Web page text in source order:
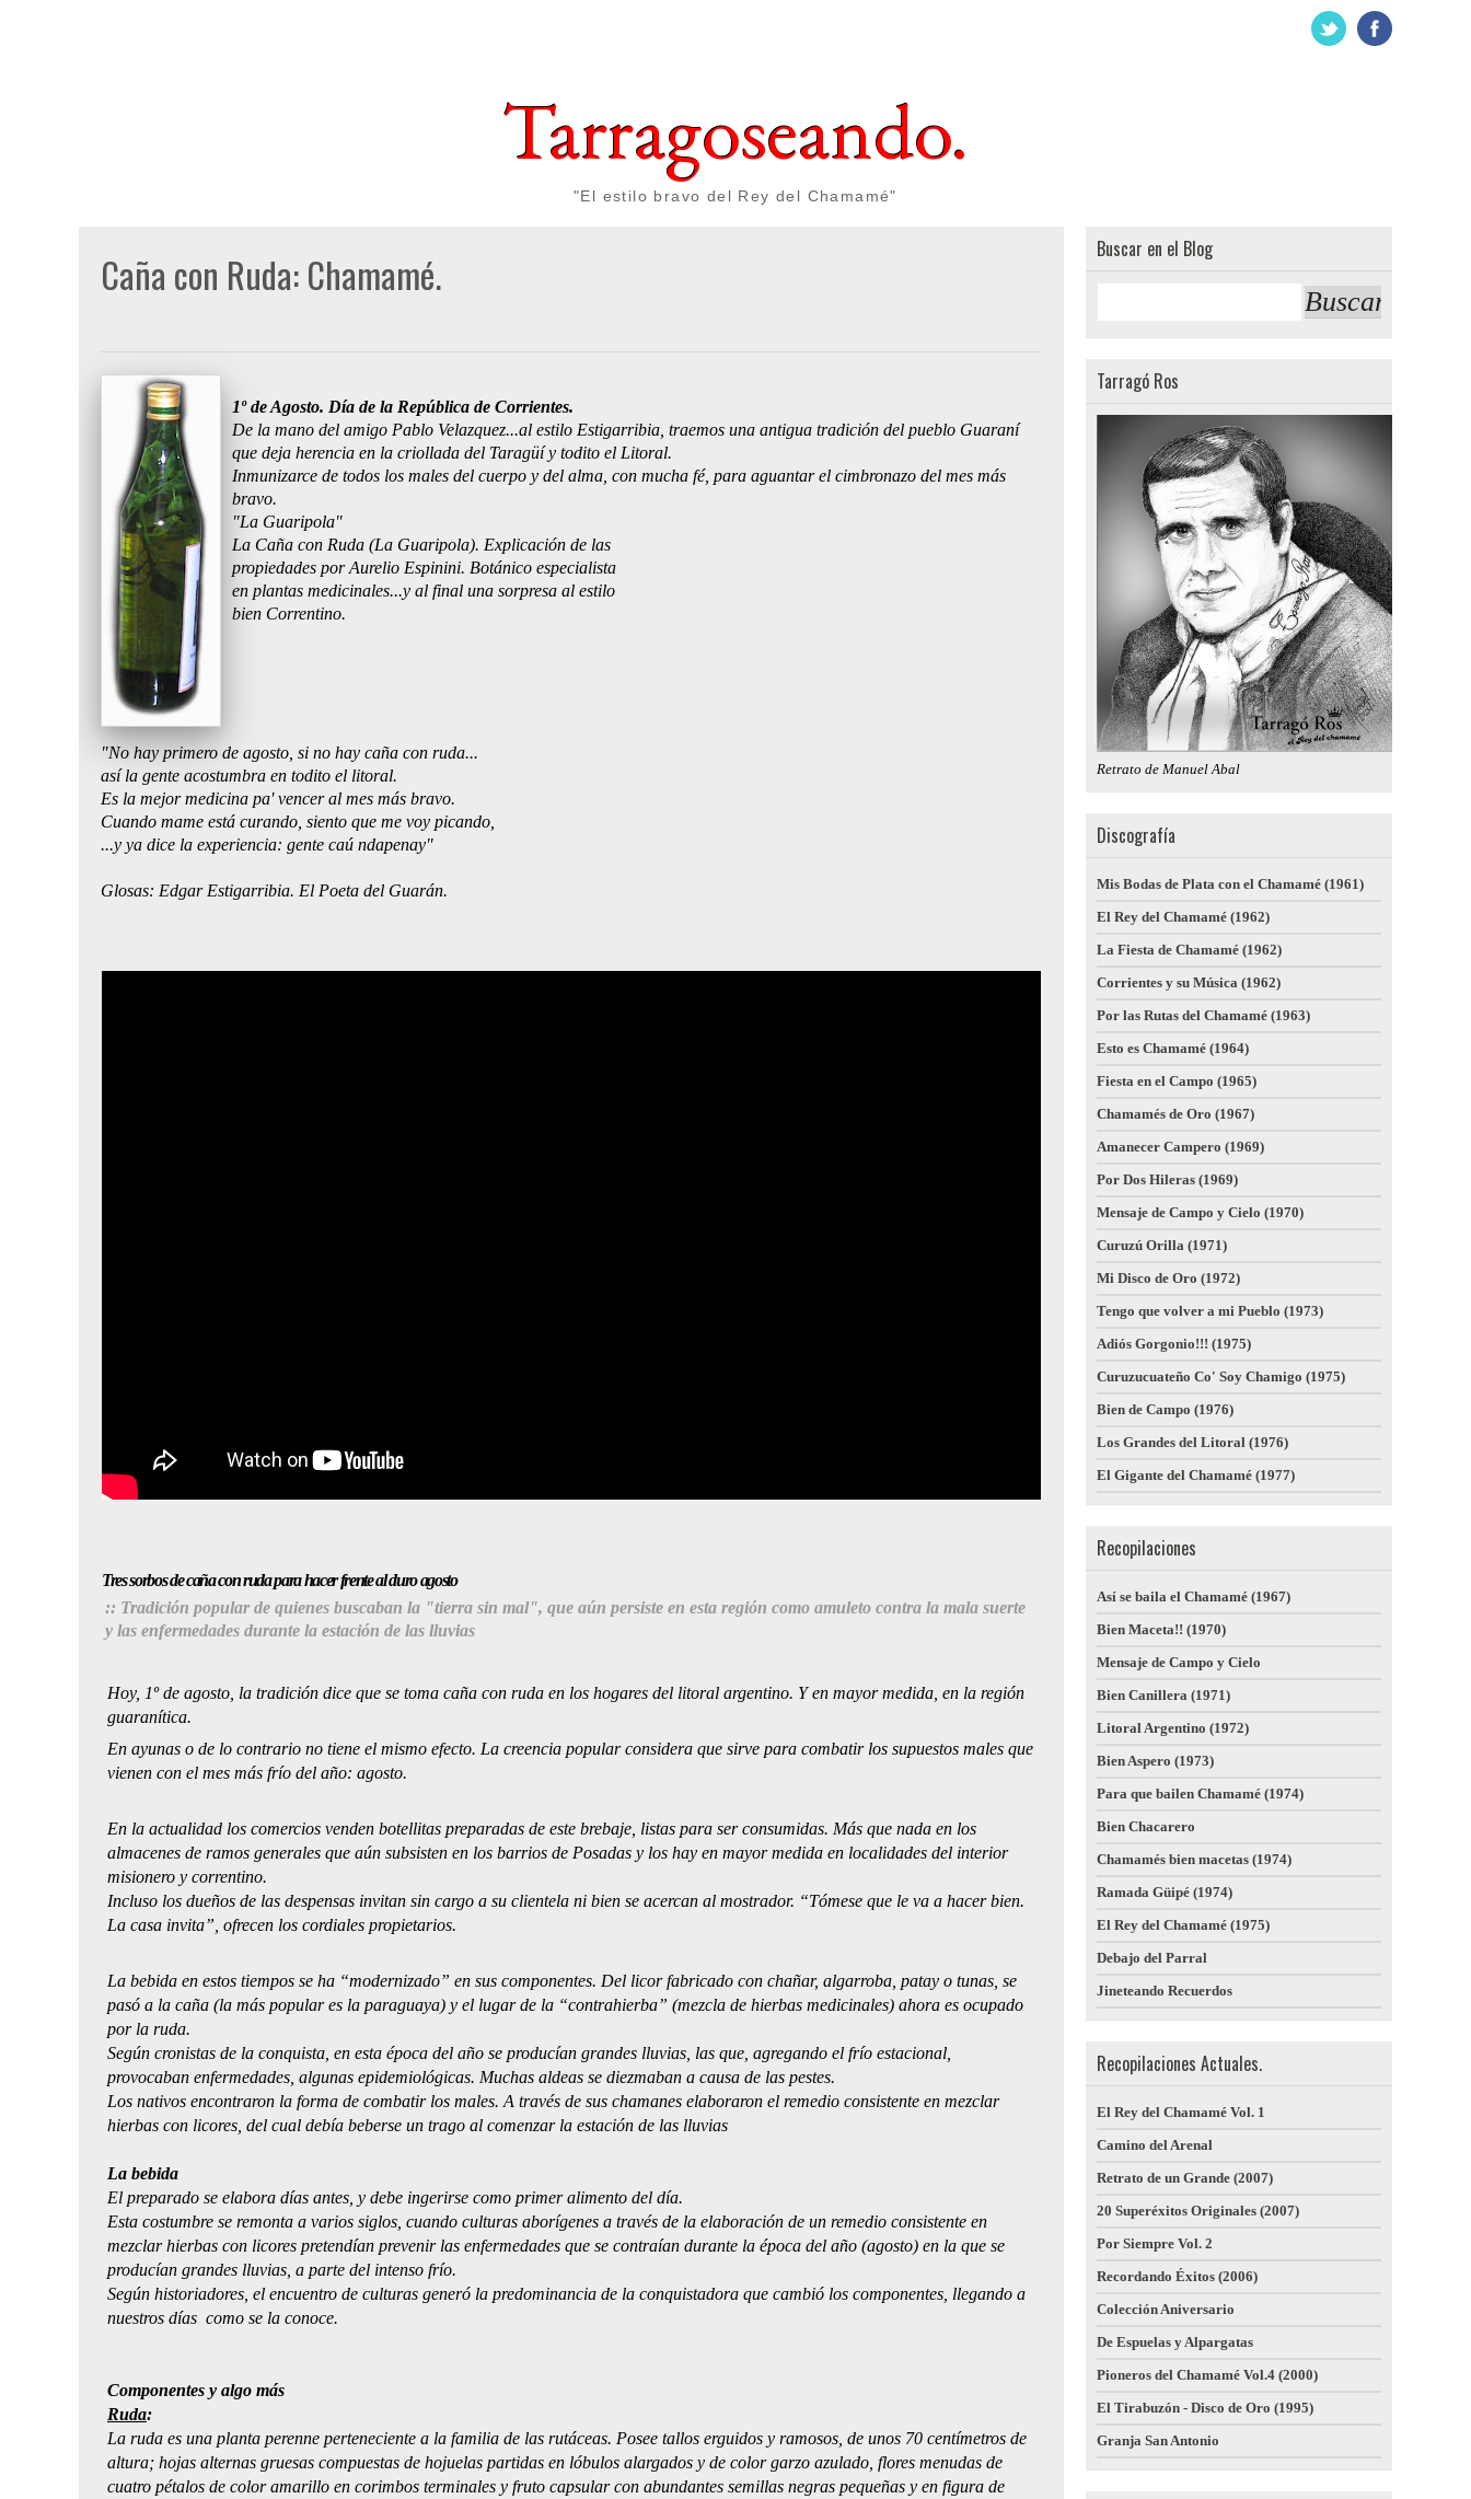
Tarragoseando.
"El estilo bravo del Rey del Chamamé"
Caña con Ruda: Chamamé.
1º de Agosto. Día de la República de Corrientes.
De la mano del amigo Pablo Velazquez...al estilo Estigarribia, traemos una antigua tradición del pueblo Guaraní
que deja herencia en la criollada del Taragüí y todito el Litoral.
Inmunizarce de todos los males del cuerpo y del alma, con mucha fé, para aguantar el cimbronazo del mes más
bravo.
"La Guaripola"
La Caña con Ruda (La Guaripola). Explicación de las
propiedades por Aurelio Espinini. Botánico especialista
en plantas medicinales...y al final una sorpresa al estilo
bien Correntino.
"No hay primero de agosto, si no hay caña con ruda...
así la gente acostumbra en todito el litoral.
Es la mejor medicina pa' vencer al mes más bravo.
Cuando mame está curando, siento que me voy picando,
...y ya dice la experiencia: gente caú ndapenay"
Glosas: Edgar Estigarribia. El Poeta del Guarán.
Tres sorbos de caña con ruda para hacer frente al duro agosto
:: Tradición popular de quienes buscaban la "tierra sin mal", que aún persiste en esta región como amuleto contra la mala suerte
y las enfermedades durante la estación de las lluvias
Hoy, 1º de agosto, la tradición dice que se toma caña con ruda en los hogares del litoral argentino. Y en mayor medida, en la región
guaranítica.
En ayunas o de lo contrario no tiene el mismo efecto. La creencia popular considera que sirve para combatir los supuestos males que
vienen con el mes más frío del año: agosto.
En la actualidad los comercios venden botellitas preparadas de este brebaje, listas para ser consumidas. Más que nada en los
almacenes de ramos generales que aún subsisten en los barrios de Posadas y los hay en mayor medida en localidades del interior
misionero y correntino.
Incluso los dueños de las despensas invitan sin cargo a su clientela ni bien se acercan al mostrador. “Tómese que le va a hacer bien.
La casa invita”, ofrecen los cordiales propietarios.
La bebida en estos tiempos se ha “modernizado” en sus componentes. Del licor fabricado con chañar, algarroba, patay o tunas, se
pasó a la caña (la más popular es la paraguaya) y el lugar de la “contrahierba” (mezcla de hierbas medicinales) ahora es ocupado
por la ruda.
Según cronistas de la conquista, en esta época del año se producían grandes lluvias, las que, agregando el frío estacional,
provocaban enfermedades, algunas epidemiológicas. Muchas aldeas se diezmaban a causa de las pestes.
Los nativos encontraron la forma de combatir los males. A través de sus chamanes elaboraron el remedio consistente en mezclar
hierbas con licores, del cual debía beberse un trago al comenzar la estación de las lluvias
La bebida
El preparado se elabora días antes, y debe ingerirse como primer alimento del día.
Esta costumbre se remonta a varios siglos, cuando culturas aborígenes a través de la elaboración de un remedio consistente en
mezclar hierbas con licores pretendían prevenir las enfermedades que se contraían durante la época del año (agosto) en la que se
producían grandes lluvias, a parte del intenso frío.
Según historiadores, el encuentro de culturas generó la predominancia de la conquistadora que cambió los componentes, llegando a
nuestros días como se la conoce.
Componentes y algo más
Ruda:
La ruda es una planta perenne perteneciente a la familia de las rutáceas. Posee tallos erguidos y ramosos, de unos 70 centímetros de
altura; hojas alternas gruesas compuestas de hojuelas partidas en lóbulos alargados y de color garzo azulado, flores menudas de
cuatro pétalos de color amarillo en corimbos terminales y fruto capsular con abundantes semillas negras pequeñas y en figura de
Buscar en el Blog
Tarragó Ros
Retrato de Manuel Abal
Discografía
Mis Bodas de Plata con el Chamamé (1961)
El Rey del Chamamé (1962)
La Fiesta de Chamamé (1962)
Corrientes y su Música (1962)
Por las Rutas del Chamamé (1963)
Esto es Chamamé (1964)
Fiesta en el Campo (1965)
Chamamés de Oro (1967)
Amanecer Campero (1969)
Por Dos Hileras (1969)
Mensaje de Campo y Cielo (1970)
Curuzú Orilla (1971)
Mi Disco de Oro (1972)
Tengo que volver a mi Pueblo (1973)
Adiós Gorgonio!!! (1975)
Curuzucuateño Co' Soy Chamigo (1975)
Bien de Campo (1976)
Los Grandes del Litoral (1976)
El Gigante del Chamamé (1977)
Recopilaciones
Así se baila el Chamamé (1967)
Bien Maceta!! (1970)
Mensaje de Campo y Cielo
Bien Canillera (1971)
Litoral Argentino (1972)
Bien Aspero (1973)
Para que bailen Chamamé (1974)
Bien Chacarero
Chamamés bien macetas (1974)
Ramada Güipé (1974)
El Rey del Chamamé (1975)
Debajo del Parral
Jineteando Recuerdos
Recopilaciones Actuales.
El Rey del Chamamé Vol. 1
Camino del Arenal
Retrato de un Grande (2007)
20 Superéxitos Originales (2007)
Por Siempre Vol. 2
Recordando Éxitos (2006)
Colección Aniversario
De Espuelas y Alpargatas
Pioneros del Chamamé Vol.4 (2000)
El Tirabuzón - Disco de Oro (1995)
Granja San Antonio